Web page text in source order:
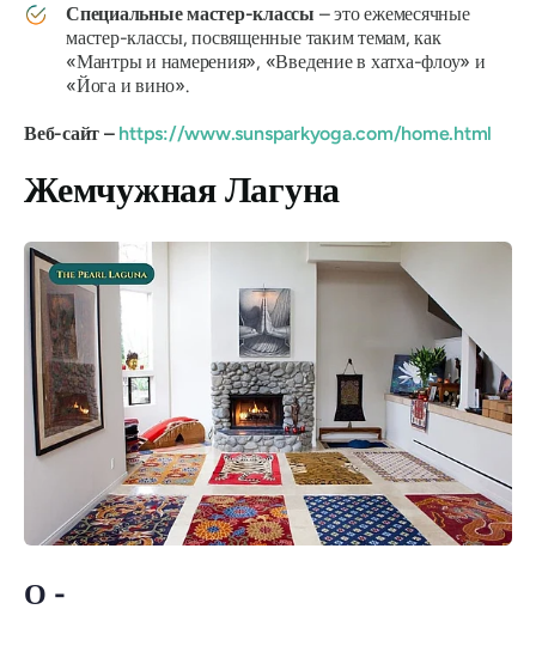
Специальные мастер-классы – это ежемесячные
мастер-классы, посвященные таким темам, как
«Мантры и намерения», «Введение в хатха-флоу» и
«Йога и вино».
Веб-сайт – https://www.sunsparkyoga.com/home.html
Жемчужная Лагуна
О -